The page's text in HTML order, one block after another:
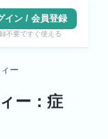
イン / 会員登録
不要ですぐ使える
ー
ー：症